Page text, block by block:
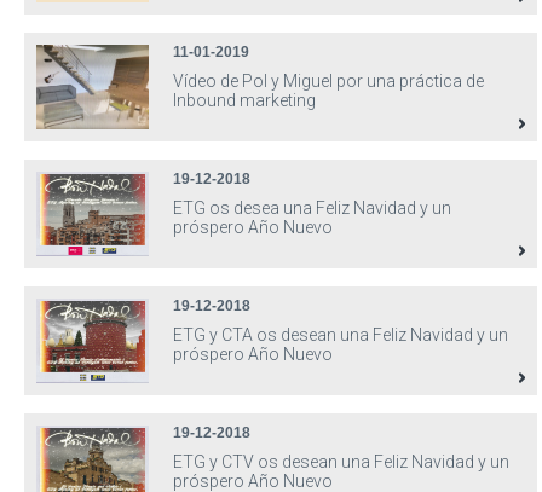
11-01-2019
Vídeo de Pol y Miguel por una práctica de
Inbound marketing
19-12-2018
ETG os desea una Feliz Navidad y un
próspero Año Nuevo
19-12-2018
ETG y CTA os desean una Feliz Navidad y un
próspero Año Nuevo
19-12-2018
ETG y CTV os desean una Feliz Navidad y un
próspero Año Nuevo